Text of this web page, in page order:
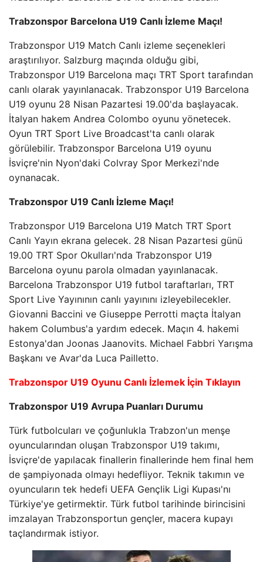
Trabzonspor Barcelona U19 Canlı İzleme Maçı!
Trabzonspor U19 Match Canlı izleme seçenekleri
araştırılıyor. Salzburg maçında olduğu gibi,
Trabzonspor U19 Barcelona maçı TRT Sport tarafından
canlı olarak yayınlanacak. Trabzonspor U19 Barcelona
U19 oyunu 28 Nisan Pazartesi 19.00'da başlayacak.
İtalyan hakem Andrea Colombo oyunu yönetecek.
Oyun TRT Sport Live Broadcast'ta canlı olarak
görülebilir. Trabzonspor Barcelona U19 oyunu
İsviçre'nin Nyon'daki Colvray Spor Merkezi'nde
oynanacak.
Trabzonspor U19 Canlı İzleme Maçı!
Trabzonspor U19 Barcelona U19 Match TRT Sport
Canlı Yayın ekrana gelecek. 28 Nisan Pazartesi günü
19.00 TRT Spor Okulları'nda Trabzonspor U19
Barcelona oyunu parola olmadan yayınlanacak.
Barcelona Trabzonspor U19 futbol taraftarları, TRT
Sport Live Yayınının canlı yayınını izleyebilecekler.
Giovanni Baccini ve Giuseppe Perrotti maçta İtalyan
hakem Columbus'a yardım edecek. Maçın 4. hakemi
Estonya'dan Joonas Jaanovits. Michael Fabbri Yarışma
Başkanı ve Avar'da Luca Pailletto.
Trabzonspor U19 Oyunu Canlı İzlemek İçin Tıklayın
Trabzonspor U19 Avrupa Puanları Durumu
Türk futbolcuları ve çoğunlukla Trabzon'un menşe
oyuncularından oluşan Trabzonspor U19 takımı,
İsviçre'de yapılacak finallerin finallerinde hem final hem
de şampiyonada olmayı hedefliyor. Teknik takımın ve
oyuncuların tek hedefi UEFA Gençlik Ligi Kupası'nı
Türkiye'ye getirmektir. Türk futbol tarihinde birincisini
imzalayan Trabzonsportun gençler, macera kupayı
taçlandırmak istiyor.